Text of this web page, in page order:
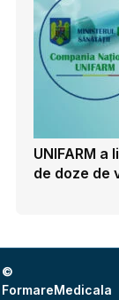
UNIFARM
de doze de
©
FormareMedicala